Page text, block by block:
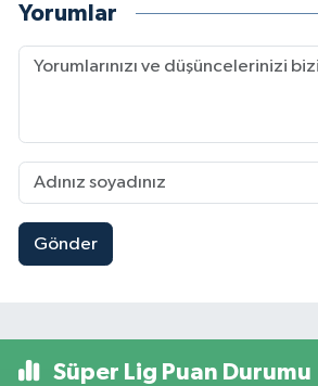
Yorumlar
Gönder
Süper Lig Puan Durumu